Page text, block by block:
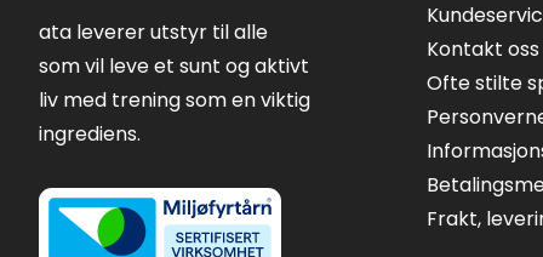
ata leverer utstyr til alle
som vil leve et sunt og aktivt
liv med trening som en viktig
ingrediens.
Kontakt oss
Ofte stilte
Frakt,